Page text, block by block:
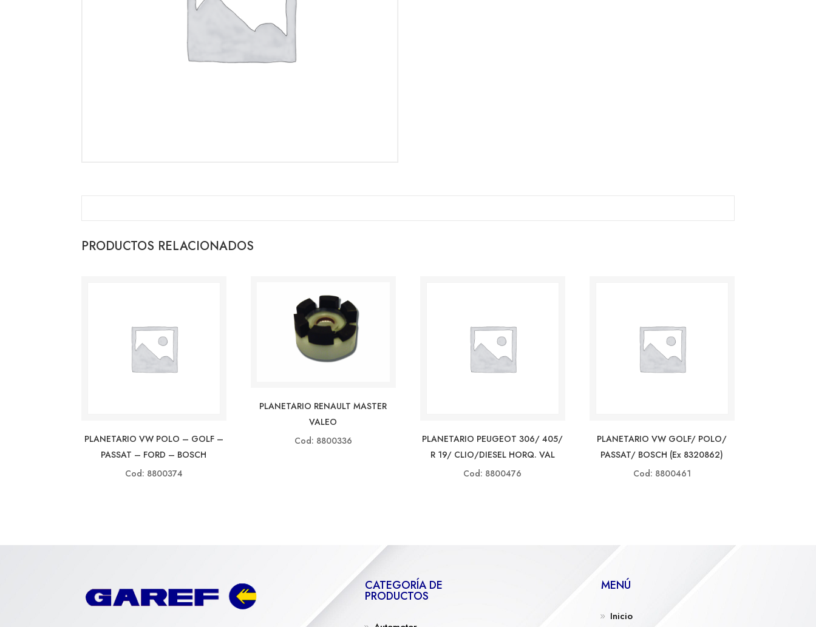
PRODUCTOS RELACIONADOS
PLANETARIO VW POLO – GOLF –
PASSAT – FORD – BOSCH
Cod: 8800374
PLANETARIO RENAULT MASTER
VALEO
Cod: 8800336
PLANETARIO PEUGEOT 306/ 405/
R 19/ CLIO/DIESEL HORQ. VAL
Cod: 8800476
PLANETARIO VW GOLF/ POLO/
PASSAT/ BOSCH (ex 8320862)
Cod: 8800461
CATEGORÍA DE
PRODUCTOS
MENÚ
Inicio